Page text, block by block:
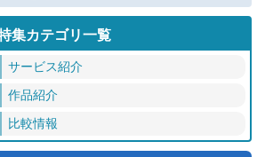
集カテゴリ一覧
サービス紹介
作品紹介
比較情報